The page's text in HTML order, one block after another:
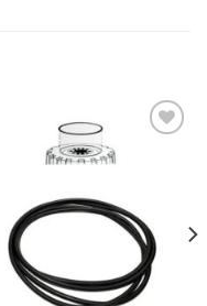
στην λίστα
επιθυμιών